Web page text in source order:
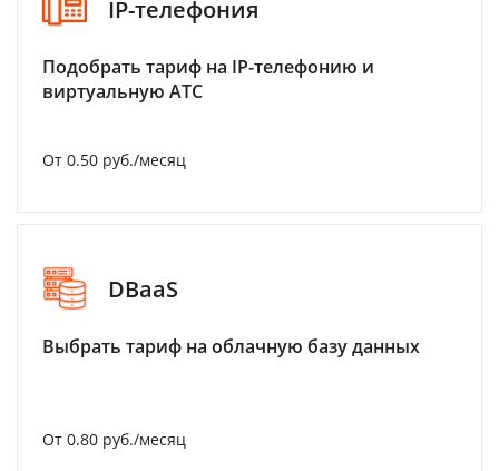
IP-телефония
Подобрать тариф на IP-телефонию и
виртуальную АТС
От 0.50 руб./месяц
DBaaS
Выбрать тариф на облачную базу данных
От 0.80 руб./месяц